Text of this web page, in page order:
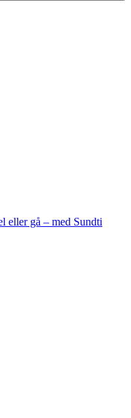
eller gå – med Sundti